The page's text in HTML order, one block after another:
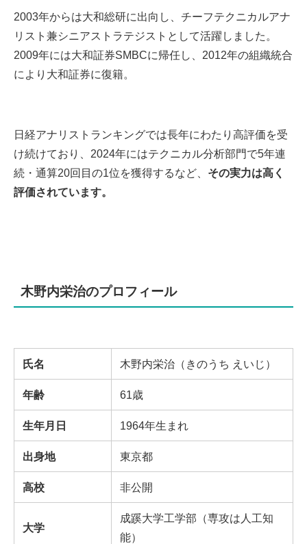
2003年からは大和総研に出向し、チーフテクニカルアナ
リスト兼シニアストラテジストとして活躍しました。
2009年には大和証券SMBCに帰任し、2012年の組織統合
により大和証券に復籍。
日経アナリストランキングでは長年にわたり高評価を受
け続けており、2024年にはテクニカル分析部門で5年連
続・通算20回目の1位を獲得するなど、 その実力は高く
評価されています。
木野内栄治のプロフィール
氏名 木野内栄治（きのうち えいじ）
年齢 61歳
生年月日 1964年生まれ
出身地 東京都
高校 非公開
大学
成蹊大学工学部（専攻は人工知
能）